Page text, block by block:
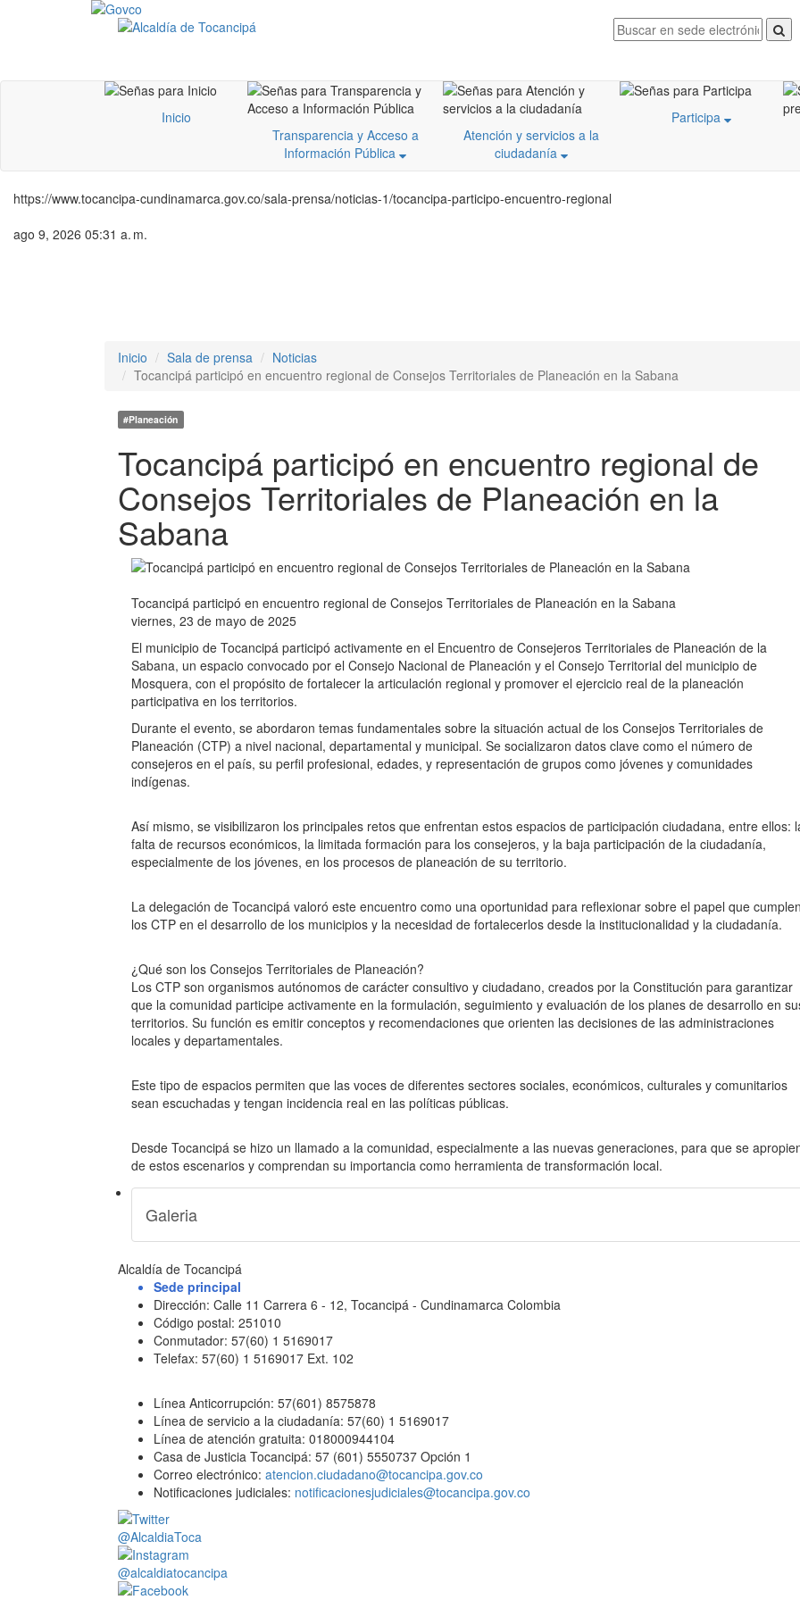
Inicio
Transparencia y Acceso a
Información Pública
Atención y servicios a la
ciudadanía
Participa
https://www.tocancipa-cundinamarca.gov.co/sala-prensa/noticias-1/tocancipa-participo-encuentro-regional
ago 9, 2026 05:31 a. m.
Inicio
Sala de prensa
Noticias
Tocancipá participó en encuentro regional de Consejos Territoriales de Planeación en la Sabana
#Planeación
Tocancipá participó en encuentro regional de
Consejos Territoriales de Planeación en la
Sabana
Tocancipá participó en encuentro regional de Consejos Territoriales de Planeación en la Sabana
viernes, 23 de mayo de 2025
El municipio de Tocancipá participó activamente en el Encuentro de Consejeros Territoriales de Planeación de la
Sabana, un espacio convocado por el Consejo Nacional de Planeación y el Consejo Territorial del municipio de
Mosquera, con el propósito de fortalecer la articulación regional y promover el ejercicio real de la planeación
participativa en los territorios.
Durante el evento, se abordaron temas fundamentales sobre la situación actual de los Consejos Territoriales de
Planeación (CTP) a nivel nacional, departamental y municipal. Se socializaron datos clave como el número de
consejeros en el país, su perfil profesional, edades, y representación de grupos como jóvenes y comunidades
indígenas.
Así mismo, se visibilizaron los principales retos que enfrentan estos espacios de participación ciudadana, entre ellos:
falta de recursos económicos, la limitada formación para los consejeros, y la baja participación de la ciudadanía,
especialmente de los jóvenes, en los procesos de planeación de su territorio.
La delegación de Tocancipá valoró este encuentro como una oportunidad para reflexionar sobre el papel que cumplen
los CTP en el desarrollo de los municipios y la necesidad de fortalecerlos desde la institucionalidad y la ciudadanía.
¿Qué son los Consejos Territoriales de Planeación?
Los CTP son organismos autónomos de carácter consultivo y ciudadano, creados por la Constitución para garantizar
que la comunidad participe activamente en la formulación, seguimiento y evaluación de los planes de desarrollo en
territorios. Su función es emitir conceptos y recomendaciones que orienten las decisiones de las administraciones
locales y departamentales.
Este tipo de espacios permiten que las voces de diferentes sectores sociales, económicos, culturales y comunitarios
sean escuchadas y tengan incidencia real en las políticas públicas.
Desde Tocancipá se hizo un llamado a la comunidad, especialmente a las nuevas generaciones, para que se
de estos escenarios y comprendan su importancia como herramienta de transformación local.
Galeria
Alcaldía de Tocancipá
Sede principal
Dirección: Calle 11 Carrera 6 - 12, Tocancipá - Cundinamarca Colombia
Código postal: 251010
Conmutador: 57(60) 1 5169017
Telefax: 57(60) 1 5169017 Ext. 102
Línea Anticorrupción: 57(601) 8575878
Línea de servicio a la ciudadanía: 57(60) 1 5169017
Línea de atención gratuita: 018000944104
Casa de Justicia Tocancipá: 57 (601) 5550737 Opción 1
Correo electrónico: atencion.ciudadano@tocancipa.gov.co
Notificaciones judiciales: notificacionesjudiciales@tocancipa.gov.co
@AlcaldiaToca
@alcaldiatocancipa